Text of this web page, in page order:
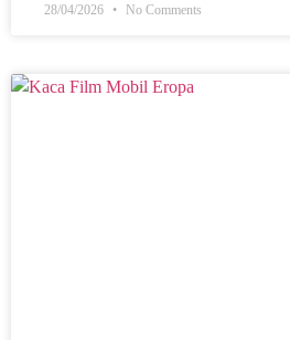
28/04/2026 No Comments